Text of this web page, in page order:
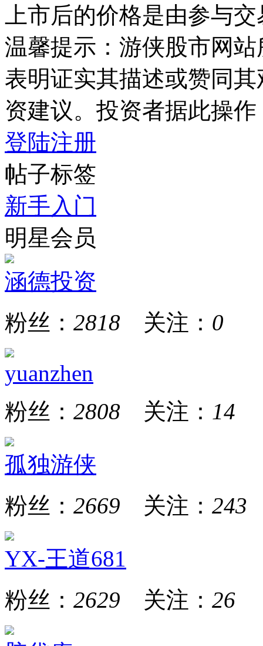
上市后的价格是由参与
温馨提示：游侠股市网
表明证实其描述或赞同
资建议。投资者据此操
登陆注册
帖子标签
新手入门
明星会员
涵德投资
粉丝： 2818 关注： 0
yuanzhen
粉丝： 2808 关注： 14
孤独游侠
粉丝： 2669 关注： 243
YX-王道681
粉丝： 2629 关注： 26